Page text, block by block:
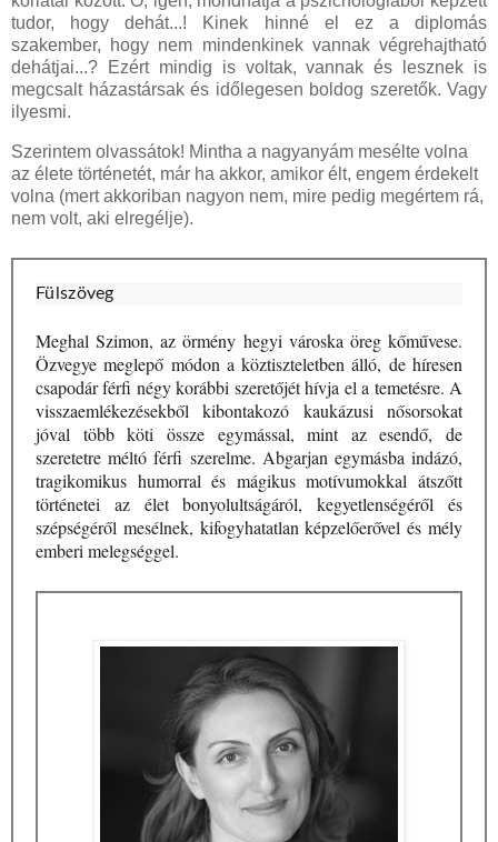
tudor, hogy dehát...! Kinek hinné el ez a diplomás
szakember, hogy nem mindenkinek vannak végrehajtható
dehátjai...? Ezért mindig is voltak, vannak és lesznek is
megcsalt házastársak és időlegesen boldog szeretők. Vagy
ilyesmi.
Szerintem olvassátok! Mintha a nagyanyám mesélte volna
az élete történetét, már ha akkor, amikor élt, engem érdekelt
volna (mert akkoriban nagyon nem, mire pedig megértem rá,
nem volt, aki elregélje).
Fülszöveg
Meghal Szimon, az örmény hegyi városka öreg kőművese.
Özvegye meglepő módon a köztiszteletben álló, de híresen
csapodár férfi négy korábbi szeretőjét hívja el a temetésre. A
visszaemlékezésekből kibontakozó kaukázusi nősorsokat
jóval több köti össze egymással, mint az esendő, de
szeretetre méltó férfi szerelme. Abgarjan egymásba indázó,
tragikomikus humorral és mágikus motívumokkal átszőtt
történetei az élet bonyolultságáról, kegyetlenségéről és
szépségéről mesélnek, kifogyhatatlan képzelőerővel és mély
emberi melegséggel.